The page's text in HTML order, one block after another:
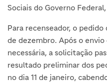
Sociais do Governo
Para recenseador, o
de dezembro. Após o
necessária, a solicitação
resultado preliminar dos
no dia 11 de janeiro,